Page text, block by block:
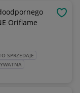
Oriflame
SPRZEDAJE